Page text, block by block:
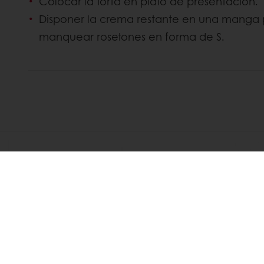
Disponer la crema restante en una
manquear rosetones en forma de S.